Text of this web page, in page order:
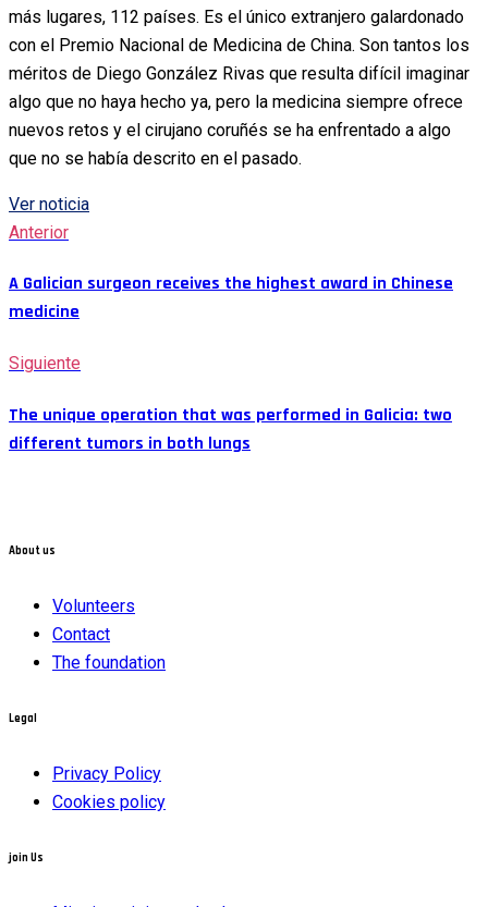
más lugares, 112 países. Es el único extranjero galardonado
con el Premio Nacional de Medicina de China. Son tantos los
méritos de Diego González Rivas que resulta difícil imaginar
algo que no haya hecho ya, pero la medicina siempre ofrece
nuevos retos y el cirujano coruñés se ha enfrentado a algo
que no se había descrito en el pasado.
Ver noticia
Anterior
A Galician surgeon receives the highest award in Chinese
medicine
Siguiente
The unique operation that was performed in Galicia: two
different tumors in both lungs
About us
Volunteers
Contact
The foundation
Legal
Privacy Policy
Cookies policy
join Us